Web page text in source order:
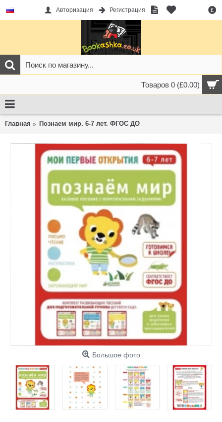
£
Авторизация Регистрация
Товаров 0 (£0.00)
Главная Познаем мир. 6-7 лет. ФГОС ДО
Большое фото